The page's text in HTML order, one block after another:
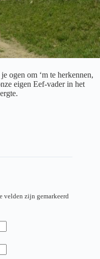
ogen om ‘m te herkennen,
eigen Eef-vader in het
velden zijn gemarkeerd